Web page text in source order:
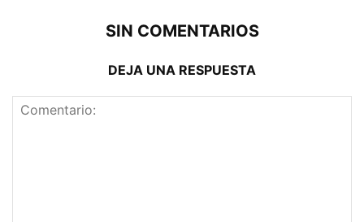
SIN COMENTARIOS
DEJA UNA RESPUESTA